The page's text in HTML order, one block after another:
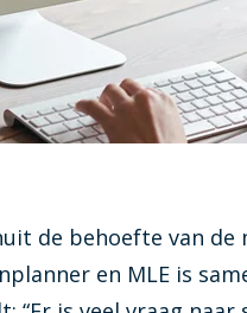
Visionplanner
Zie in één
Infine
de behoefte van de
en MLE is